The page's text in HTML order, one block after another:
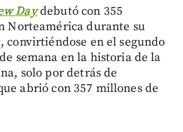
Daydebutó con 355
Norteamérica durante su
en el segundo
semana en la historia de la
solo por detrás de
abrió con 357 millones de